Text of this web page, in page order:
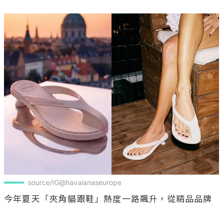
source/IG@havaianaseurope
今年夏天「夾角貓跟鞋」熱度一路飆升，從精品品牌